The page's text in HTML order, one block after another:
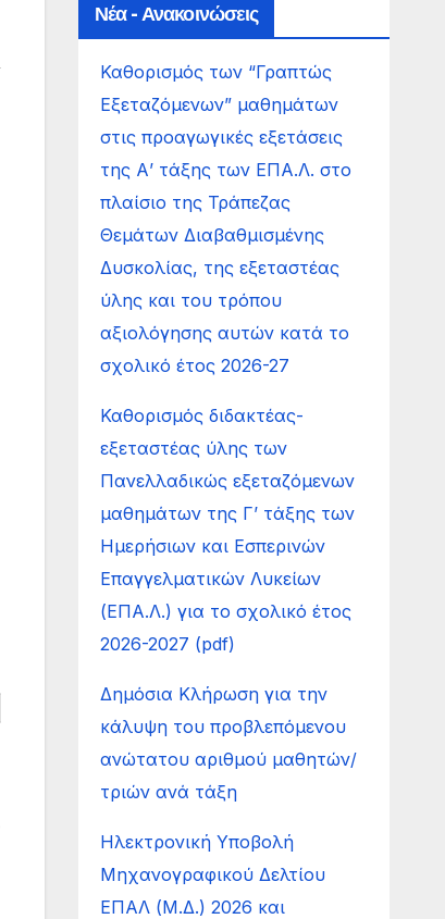
Νέα - Ανακοινώσεις
Καθορισμός των “Γραπτώς
Εξεταζόμενων” μαθημάτων
στις προαγωγικές εξετάσεις
της Α’ τάξης των ΕΠΑ.Λ. στο
πλαίσιο της Τράπεζας
Θεμάτων Διαβαθμισμένης
Δυσκολίας, της εξεταστέας
ύλης και του τρόπου
αξιολόγησης αυτών κατά το
σχολικό έτος 2026-27
Καθορισμός διδακτέας-
εξεταστέας ύλης των
Πανελλαδικώς εξεταζόμενων
μαθημάτων της Γ’ τάξης των
Ημερήσιων και Εσπερινών
Επαγγελματικών Λυκείων
(ΕΠΑ.Λ.) για το σχολικό έτος
2026-2027 (pdf)
Δημόσια Κλήρωση για την
κάλυψη του προβλεπόμενου
ανώτατου αριθμού μαθητών/
τριών ανά τάξη
Ηλεκτρονική Υποβολή
Μηχανογραφικού Δελτίου
ΕΠΑΛ (Μ.Δ.) 2026 και